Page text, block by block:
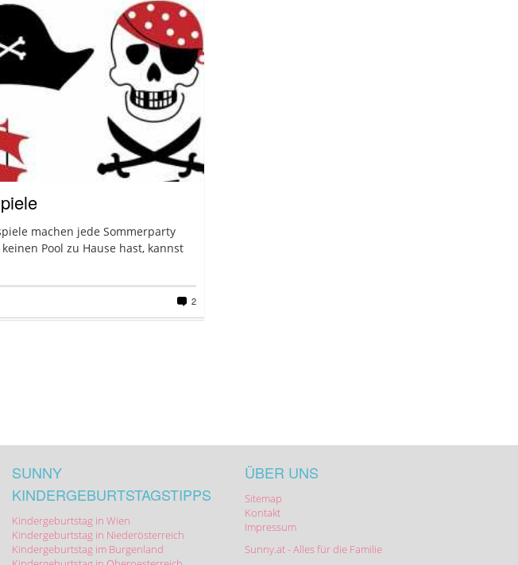
machen jede Sommerparty
Pool zu Hause hast, kannst
2
SUNNY
KINDERGEBURTSTAGSTIPPS
Kindergeburtstag in Wien
Kindergeburtstag in Niederösterreich
Kindergeburtstag im Burgenland
ÜBER UNS
Sitemap
Kontakt
Impressum
Sunny.at - Alles für die Familie